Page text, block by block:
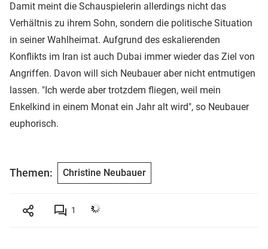
Damit meint die Schauspielerin allerdings nicht das
Verhältnis zu ihrem Sohn, sondern die politische Situation
in seiner Wahlheimat. Aufgrund des eskalierenden
Konflikts im Iran ist auch Dubai immer wieder das Ziel von
Angriffen. Davon will sich Neubauer aber nicht entmutigen
lassen. "Ich werde aber trotzdem fliegen, weil mein
Enkelkind in einem Monat ein Jahr alt wird", so Neubauer
euphorisch.
Themen: Christine Neubauer
1